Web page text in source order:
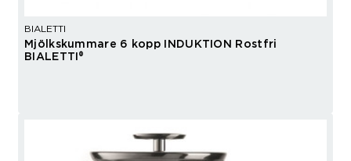
BIALETTI
Mjölkskummare 6 kopp INDUKTION Rostfri
BIALETTI®